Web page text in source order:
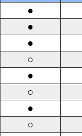
●
●
●
○
●
○
●
○